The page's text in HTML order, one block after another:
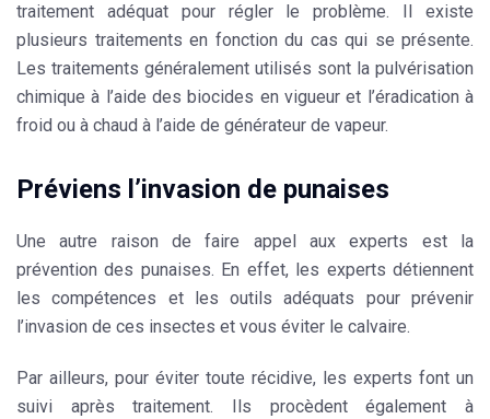
traitement adéquat pour régler le problème. Il existe
plusieurs traitements en fonction du cas qui se présente.
Les traitements généralement utilisés sont la pulvérisation
chimique à l’aide des biocides en vigueur et l’éradication à
froid ou à chaud à l’aide de générateur de vapeur.
Préviens l’invasion de punaises
Une autre raison de faire appel aux experts est la
prévention des punaises. En effet, les experts détiennent
les compétences et les outils adéquats pour prévenir
l’invasion de ces insectes et vous éviter le calvaire.
Par ailleurs, pour éviter toute récidive, les experts font un
suivi après traitement. Ils procèdent également à